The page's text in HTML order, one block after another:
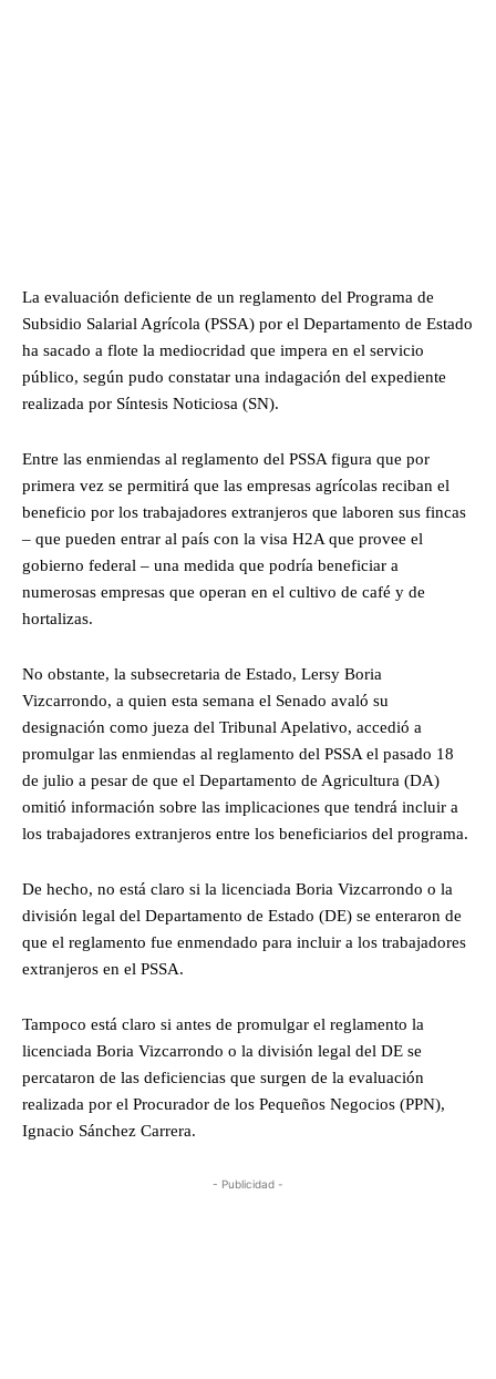
La evaluación deficiente de un reglamento del Programa de
Subsidio Salarial Agrícola (PSSA) por el Departamento de Estado
ha sacado a flote la mediocridad que impera en el servicio
público, según pudo constatar una indagación del expediente
realizada por Síntesis Noticiosa (SN).
Entre las enmiendas al reglamento del PSSA figura que por
primera vez se permitirá que las empresas agrícolas reciban el
beneficio por los trabajadores extranjeros que laboren sus fincas
– que pueden entrar al país con la visa H2A que provee el
gobierno federal – una medida que podría beneficiar a
numerosas empresas que operan en el cultivo de café y de
hortalizas.
No obstante, la subsecretaria de Estado, Lersy Boria
Vizcarrondo, a quien esta semana el Senado avaló su
designación como jueza del Tribunal Apelativo, accedió a
promulgar las enmiendas al reglamento del PSSA el pasado 18
de julio a pesar de que el Departamento de Agricultura (DA)
omitió información sobre las implicaciones que tendrá incluir a
los trabajadores extranjeros entre los beneficiarios del programa.
De hecho, no está claro si la licenciada Boria Vizcarrondo o la
división legal del Departamento de Estado (DE) se enteraron de
que el reglamento fue enmendado para incluir a los trabajadores
extranjeros en el PSSA.
Tampoco está claro si antes de promulgar el reglamento la
licenciada Boria Vizcarrondo o la división legal del DE se
percataron de las deficiencias que surgen de la evaluación
realizada por el Procurador de los Pequeños Negocios (PPN),
Ignacio Sánchez Carrera.
- Publicidad -